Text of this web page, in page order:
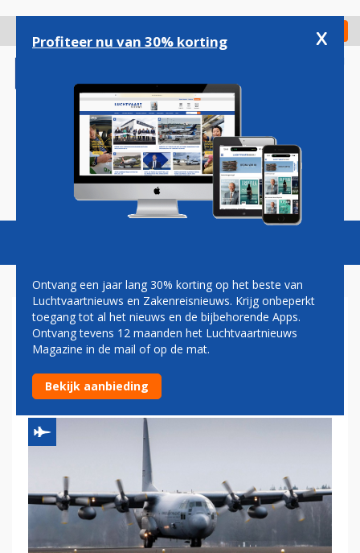
gaan
Check in
Magazine Podcasts Vacatures
DEFENSIE OEFENT MET C-130
HERCULES OP GRONINGEN
AIRPORT EELDE
Profiteer nu van 30% korting x
Ontvang een jaar lang 30% korting op het beste van
Luchtvaartnieuws en Zakenreisnieuws. Krijg onbeperkt
toegang tot al het nieuws en de bijbehorende Apps.
Ontvang tevens 12 maanden het Luchtvaartnieuws
Magazine in de mail of op de mat.
Bekijk aanbieding